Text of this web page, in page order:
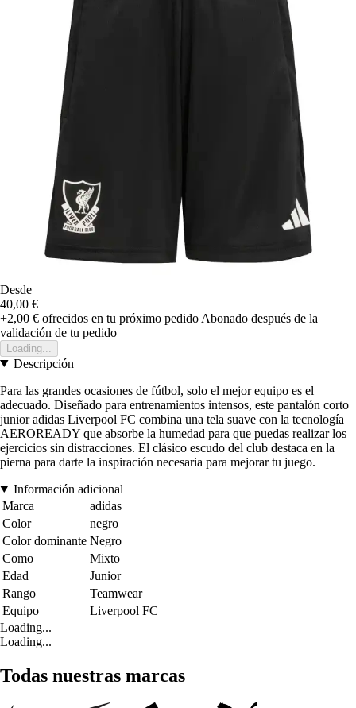
Desde
40,00 €
+2,00 € ofrecidos en tu próximo pedido Abonado después de la
validación de tu pedido
Loading...
Descripción
Para las grandes ocasiones de fútbol, solo el mejor equipo es el
adecuado. Diseñado para entrenamientos intensos, este pantalón corto
junior adidas Liverpool FC combina una tela suave con la tecnología
AEROREADY que absorbe la humedad para que puedas realizar los
ejercicios sin distracciones. El clásico escudo del club destaca en la
pierna para darte la inspiración necesaria para mejorar tu juego.
Información adicional
Marca
adidas
Color
negro
Color dominante Negro
Como
Mixto
Edad
Junior
Rango
Teamwear
Equipo
Liverpool FC
Loading...
Loading...
Todas nuestras marcas